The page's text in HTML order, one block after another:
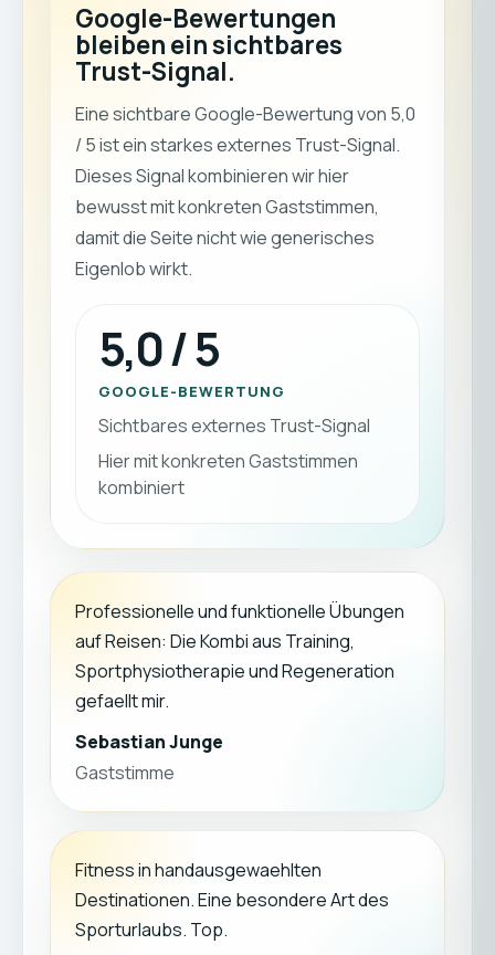
Google-Bewertungen
bleiben ein sichtbares
Trust-Signal.
Eine sichtbare Google-Bewertung von 5,0
/ 5 ist ein starkes externes Trust-Signal.
Dieses Signal kombinieren wir hier
bewusst mit konkreten Gaststimmen,
damit die Seite nicht wie generisches
Eigenlob wirkt.
5,0 / 5
GOOGLE-BEWERTUNG
Sichtbares externes Trust-Signal
Hier mit konkreten Gaststimmen
kombiniert
Professionelle und funktionelle Übungen
auf Reisen: Die Kombi aus Training,
Sportphysiotherapie und Regeneration
gefaellt mir.
Sebastian Junge
Gaststimme
Fitness in handausgewaehlten
Destinationen. Eine besondere Art des
Sporturlaubs. Top.